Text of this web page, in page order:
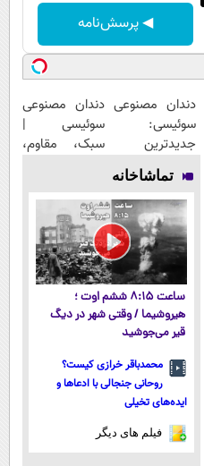
◀ پرسش‌نامه
دندان مصنوعی
سوئیسی:
جدیدترین
فناوری اروپا،
سبک و مقاوم |
پرداخت قسطی
دندان مصنوعی
سوئیسی |
سبک، مقاوم،
اقساطی😍
تماشاخانه
ساعت ۸:۱۵ ششم اوت ؛
هیروشیما / وقتی شهر در دیگ
قیر می‌جوشید
محمدباقر خرازی کیست؟
روحانی جنجالی با ادعاها و
ایده‌های تخیلی
فیلم های دیگر